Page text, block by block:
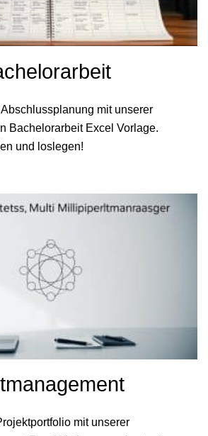
mit unserer
Bachelorarbeit Excel Vorlage.
und loslegen!
mit unserer